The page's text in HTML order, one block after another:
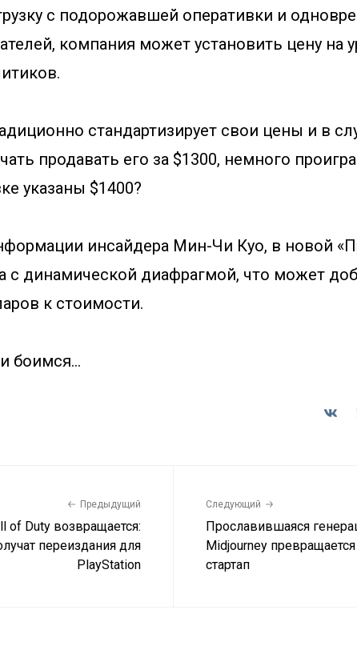
с подорожавшей оперативки и
компания может установить цену на
стандартизирует свои цены и в
продавать его за $1300, немного
указаны $1400?
инсайдера Мин-Чи Куо, в новой
с динамической диафрагмой, что может
к стоимости.
боимся…
Предыдущий
of Duty возвращается:
переиздания для
PlayStation
Следующий
Прославившаяся
Midjourney
стартап